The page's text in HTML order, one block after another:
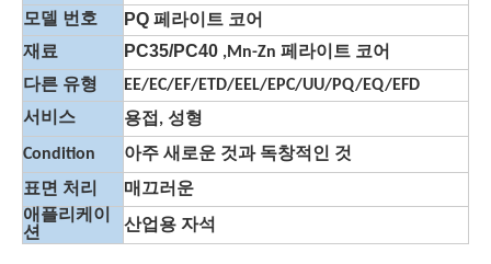
모델 번호
PQ 페라이트 코어
재료 PC35/PC40 ,Mn-Zn 페라이트 코어
다른 유형
EE/EC/EF/ETD/EEL/EPC/UU/PQ/EQ/EFD
서비스
용접, 성형
Condition
아주 새로운 것과 독창적인 것
표면 처리
매끄러운
애플리케이
션
산업용 자석